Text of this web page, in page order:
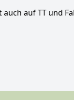
auf TT und